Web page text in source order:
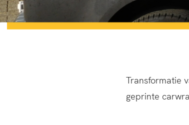
Transformatie
geprinte